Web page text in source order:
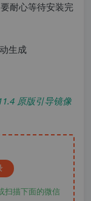
耐心等待安装完
原版引导镜像
扫描下面的微信